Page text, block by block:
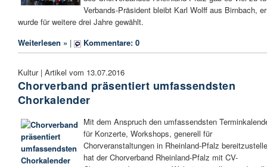
Verbands-Präsident bleibt Karl Wolff aus Birnbach, er
wurde für weitere drei Jahre gewählt.
Weiterlesen » | Kommentare: 0
Kultur | Artikel vom 13.07.2016
Chorverband präsentiert umfassendsten
Chorkalender
Mit dem Anspruch den umfassendsten
für Konzerte, Workshops, generell für
Chorveranstaltungen in Rheinland-Pfalz
hat der Chorverband Rheinland-Pfalz mit CV-